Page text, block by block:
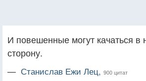
И повешенные могут качаться
сторону.
— Станислав Ежи Лец, 900 цитат